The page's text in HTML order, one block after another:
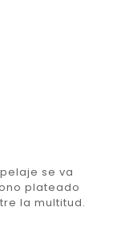
se va
plateado
la multitud.